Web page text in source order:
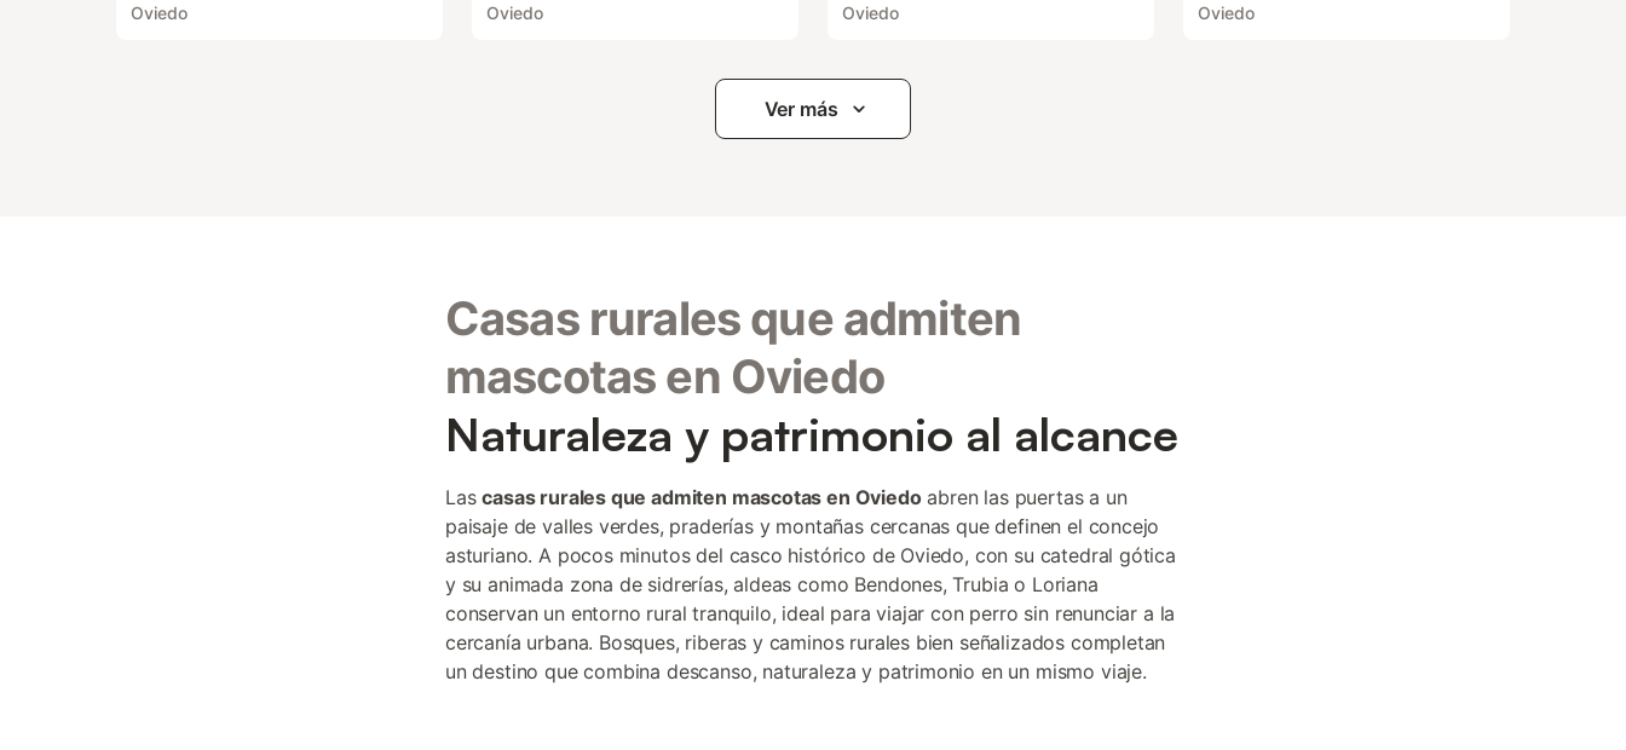
Oviedo Oviedo Oviedo Oviedo
Ver más
Casas rurales que admiten
mascotas en Oviedo
Naturaleza y patrimonio al alcance
Lascasas rurales que admiten mascotas en Oviedoabren las puertas a un
paisaje de valles verdes, praderías y montañas cercanas que definen el concejo
asturiano. A pocos minutos del casco histórico de Oviedo, con su catedral gótica
y su animada zona de sidrerías, aldeas como Bendones, Trubia o Loriana
conservan un entorno rural tranquilo, ideal para viajar con perro sin renunciar a la
cercanía urbana. Bosques, riberas y caminos rurales bien señalizados completan
un destino que combina descanso, naturaleza y patrimonio en un mismo viaje.